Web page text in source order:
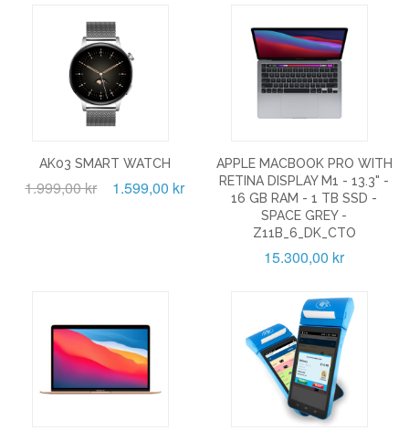
AK03 SMART WATCH
1.999,00 kr 1.599,00 kr
APPLE MACBOOK PRO WITH
RETINA DISPLAY M1 - 13.3" -
16 GB RAM - 1 TB SSD -
SPACE GREY -
Z11B_6_DK_CTO
15.300,00 kr